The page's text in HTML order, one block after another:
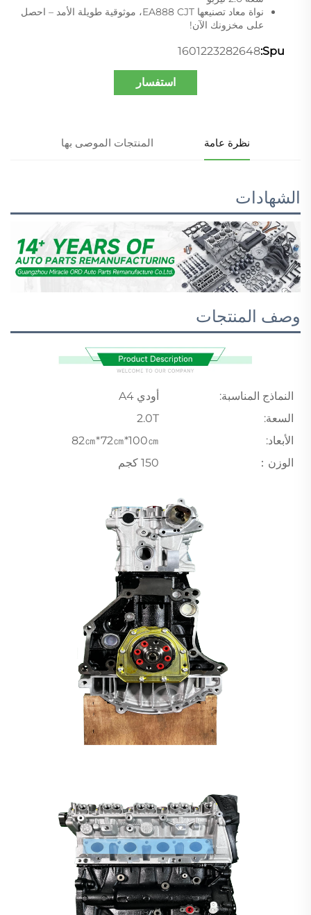
نواة معاد تصنيعها EA888 CJT، موثوقية طويلة الأمد – احصل
على مخزونك الآن!
Spu:
1601223282648
استفسار
نظرة عامة المنتجات الموصى بها
الشهادات
وصف المنتجات
النماذج المناسبة:
أودي A4
السعة:
2.0T
الأبعاد:
82㎝*72㎝*100㎝
الوزن：
150 كجم